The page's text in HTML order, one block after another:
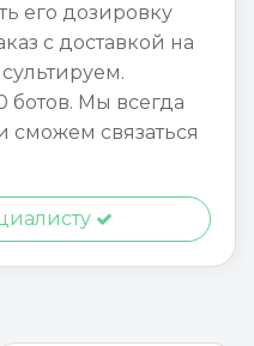
его дозировку
с доставкой на
ботов. Мы всегда
сможем связаться